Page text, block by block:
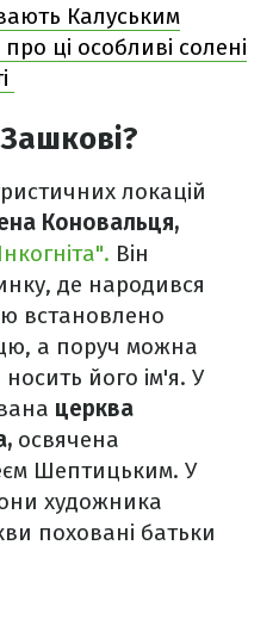
Калуським
ці особливі солені
локацій
Коновальця,
Він
де народився
встановлено
а поруч можна
його ім'я. У
церква
освячена
Шептицьким. У
художника
поховані батьки